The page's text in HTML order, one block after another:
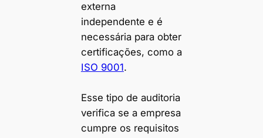
externa
independente e é
necessária para obter
certificações, como a
ISO 9001.
Esse tipo de auditoria
verifica se a empresa
cumpre os requisitos